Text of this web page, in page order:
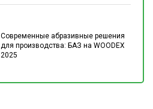
Современные абразивные решения
для производства: БАЗ на WOODEX
2025